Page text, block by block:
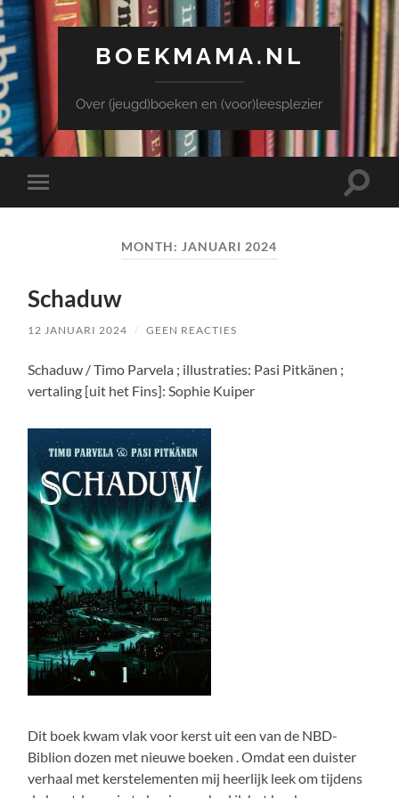
BOEKMAMA.NL
Over (jeugd)boeken en (voor)leesplezier
Toggle
mobiel
Toggle
MONTH: JANUARI 2024
Schaduw
12 JANUARI 2024 / GEEN REACTIES
Schaduw / Timo Parvela ; illustraties: Pasi Pitkänen ;
vertaling [uit het Fins]: Sophie Kuiper
Dit boek kwam vlak voor kerst uit een van de NBD-
Biblion dozen met nieuwe boeken . Omdat een duister
verhaal met kerstelementen mij heerlijk leek om tijdens